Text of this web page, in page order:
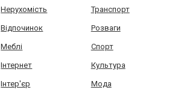
Нерухомість Транспорт
Відпочинок Розваги
Меблі Спорт
Інтернет Культура
Інтер'єр Мода